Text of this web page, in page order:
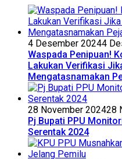
4 Desember 20244
Waspada Penipuan!
Lakukan Verifikasi
Mengatasnamakan
28 November 202428
Pj Bupati PPU
Serentak 2024